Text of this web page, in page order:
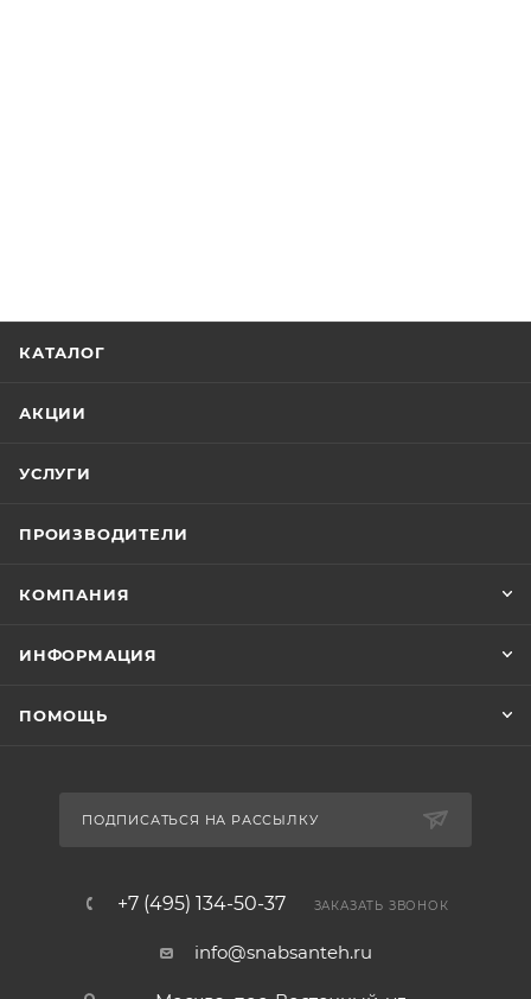
КАТАЛОГ
АКЦИИ
УСЛУГИ
ПРОИЗВОДИТЕЛИ
КОМПАНИЯ
ИНФОРМАЦИЯ
ПОМОЩЬ
ПОДПИСАТЬСЯ НА РАССЫЛКУ
+7 (495) 134-50-37 ЗАКАЗАТЬ ЗВОНОК
info@snabsanteh.ru